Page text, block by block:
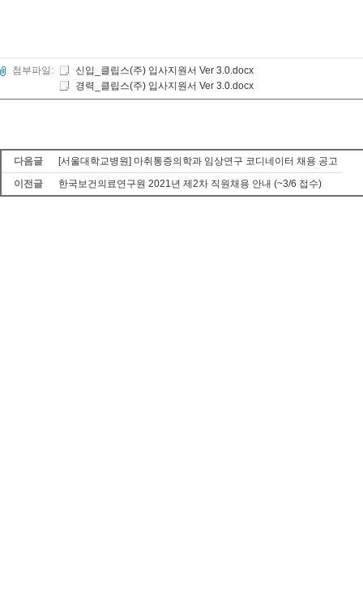
첨부파일:
신입_클립스(주) 입사지원서 Ver 3.0.docx
경력_클립스(주) 입사지원서 Ver 3.0.docx
다음글
[서울대학교병원] 마취통증의학과 임상연구 코디네이터 채용 공고
이전글
한국보건의료연구원 2021년 제2차 직원채용 안내 (~3/6 접수)